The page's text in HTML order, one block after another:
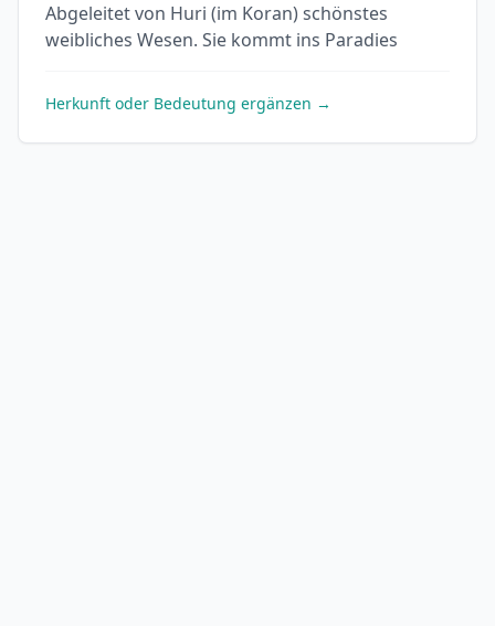
Abgeleitet von Huri (im Koran) schönstes
weibliches Wesen. Sie kommt ins Paradies
Herkunft oder Bedeutung ergänzen →